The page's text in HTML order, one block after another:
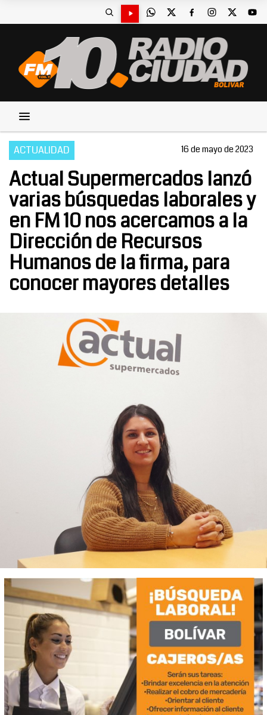
ACTUALIDAD 16 de mayo de 2023
Actual Supermercados lanzó
varias búsquedas laborales y
en FM 10 nos acercamos a la
Dirección de Recursos
Humanos de la firma, para
conocer mayores detalles